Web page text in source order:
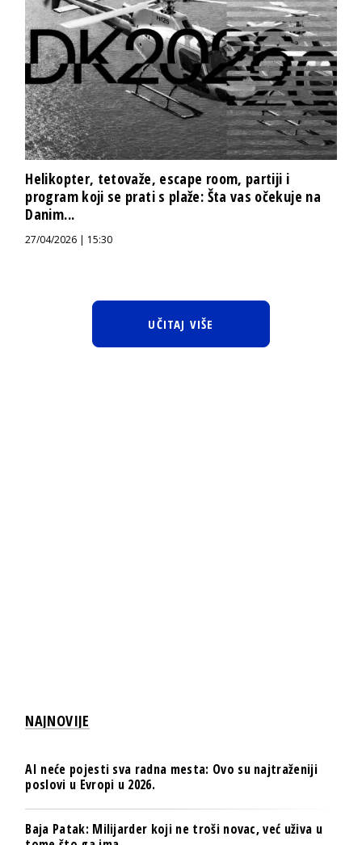
Helikopter, tetovaže, escape room, partiji i
program koji se prati s plaže: Šta vas očekuje na
Danim...
27/04/2026 | 15:30
UČITAJ VIŠE
NAJNOVIJE
AI neće pojesti sva radna mesta: Ovo su najtraženiji
poslovi u Evropi u 2026.
Baja Patak: Milijarder koji ne troši novac, već uživa u